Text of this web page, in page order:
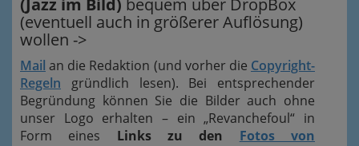
(eventuell auch in größerer Auflösung)
wollen ->
Mail an die Redaktion (und vorher die Copyright-
Regeln gründlich lesen). Bei entsprechender
Begründung können Sie die Bilder auch ohne
unser Logo erhalten – ein „Revanchefoul“ in
Form eines Links zu den Fotos von